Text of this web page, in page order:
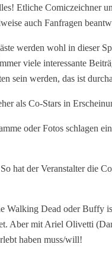
Etliche Comiczeichner
auch Fanfragen
werden wohl in dieser
viele interessante
sein werden, das ist
als Co-Stars in
oder Fotos schlagen
hat der Veranstalter die
Dead oder
Aber mit Ariel Olivetti
haben muss/will!